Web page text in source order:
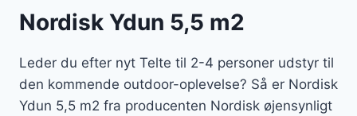
Nordisk Ydun 5,5 m2
Leder du efter nyt Telte til 2-4 personer udstyr til
den kommende outdoor-oplevelse? Så er Nordisk
Ydun 5,5 m2 fra producenten Nordisk øjensynligt